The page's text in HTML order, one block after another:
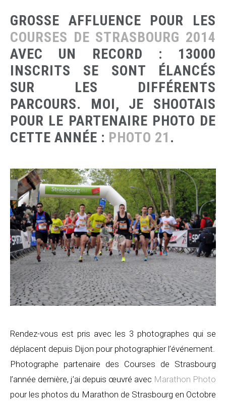
GROSSE AFFLUENCE POUR LES
COURSES DE STRASBOURG 2014
AVEC UN RECORD : 13000
INSCRITS SE SONT ÉLANCÉS
SUR LES DIFFÉRENTS
PARCOURS. MOI, JE SHOOTAIS
POUR LE PARTENAIRE PHOTO DE
CETTE ANNÉE : PHOTO 21 .
Rendez-vous est pris avec les 3 photographes qui se
déplacent depuis Dijon pour photographier l’événement.
Photographe partenaire des Courses de Strasbourg
l’année dernière, j’ai depuis œuvré avec Marathon Photo
pour les photos du Marathon de Strasbourg en Octobre